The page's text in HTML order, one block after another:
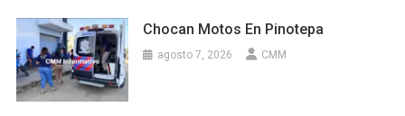
Chocan Motos En Pinotepa
agosto 7, 2026 CMM